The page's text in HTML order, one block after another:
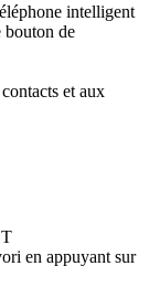
intelligent
bouton de
et aux
en appuyant sur